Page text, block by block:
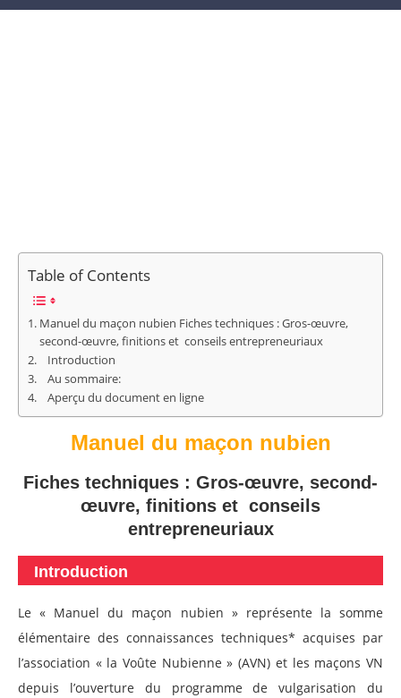
Table of Contents
Manuel du maçon nubien Fiches techniques : Gros-œuvre,
second-œuvre, finitions et conseils entrepreneuriaux
Introduction
Au sommaire:
Aperçu du document en ligne
Manuel du maçon nubien
Fiches techniques : Gros-œuvre, second-
œuvre, finitions et conseils
entrepreneuriaux
Introduction
Le « Manuel du maçon nubien » représente la somme
élémentaire des connaissances techniques* acquises par
l’association « la Voûte Nubienne » (AVN) et les maçons VN
depuis l’ouverture du programme de vulgarisation du